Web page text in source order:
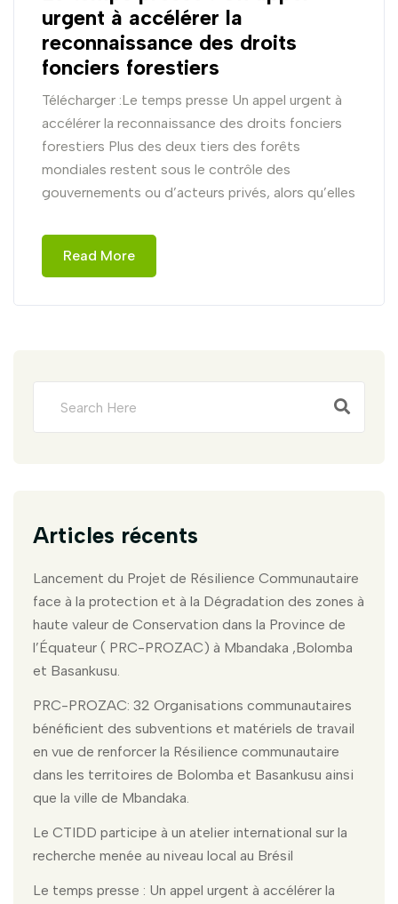
urgent à accélérer la
reconnaissance des droits
fonciers forestiers
Télécharger :Le temps presse Un appel urgent à
accélérer la reconnaissance des droits fonciers
forestiers Plus des deux tiers des forêts
mondiales restent sous le contrôle des
gouvernements ou d’acteurs privés, alors qu’elles
Read More
Articles récents
Lancement du Projet de Résilience Communautaire
face à la protection et à la Dégradation des zones à
haute valeur de Conservation dans la Province de
l’Équateur ( PRC-PROZAC) à Mbandaka ,Bolomba
et Basankusu.
PRC-PROZAC: 32 Organisations communautaires
bénéficient des subventions et matériels de travail
en vue de renforcer la Résilience communautaire
dans les territoires de Bolomba et Basankusu ainsi
que la ville de Mbandaka.
Le CTIDD participe à un atelier international sur la
recherche menée au niveau local au Brésil
Le temps presse : Un appel urgent à accélérer la